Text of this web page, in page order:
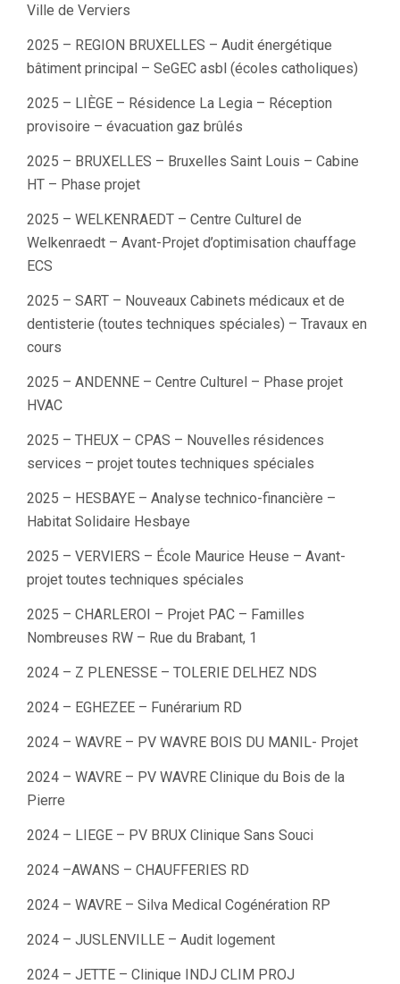
Ville de Verviers
2025 – REGION BRUXELLES – Audit énergétique
bâtiment principal – SeGEC asbl (écoles catholiques)
2025 – LIÈGE – Résidence La Legia – Réception
provisoire – évacuation gaz brûlés
2025 – BRUXELLES – Bruxelles Saint Louis – Cabine
HT – Phase projet
2025 – WELKENRAEDT – Centre Culturel de
Welkenraedt – Avant-Projet d’optimisation chauffage
ECS
2025 – SART – Nouveaux Cabinets médicaux et de
dentisterie (toutes techniques spéciales) – Travaux en
cours
2025 – ANDENNE – Centre Culturel – Phase projet
HVAC
2025 – THEUX – CPAS – Nouvelles résidences
services – projet toutes techniques spéciales
2025 – HESBAYE – Analyse technico-financière –
Habitat Solidaire Hesbaye
2025 – VERVIERS – École Maurice Heuse – Avant-
projet toutes techniques spéciales
2025 – CHARLEROI – Projet PAC – Familles
Nombreuses RW – Rue du Brabant, 1
2024 – Z PLENESSE – TOLERIE DELHEZ NDS
2024 – EGHEZEE – Funérarium RD
2024 – WAVRE – PV WAVRE BOIS DU MANIL- Projet
2024 – WAVRE – PV WAVRE Clinique du Bois de la
Pierre
2024 – LIEGE – PV BRUX Clinique Sans Souci
2024 –AWANS – CHAUFFERIES RD
2024 – WAVRE – Silva Medical Cogénération RP
2024 – JUSLENVILLE – Audit logement
2024 – JETTE – Clinique INDJ CLIM PROJ